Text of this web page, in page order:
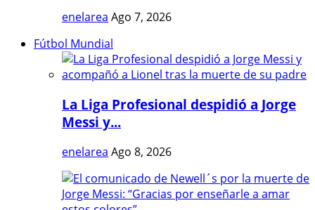
enelarea Ago 7, 2026
Fútbol Mundial
La Liga Profesional despidió a Jorge
Messi y...
enelarea Ago 8, 2026